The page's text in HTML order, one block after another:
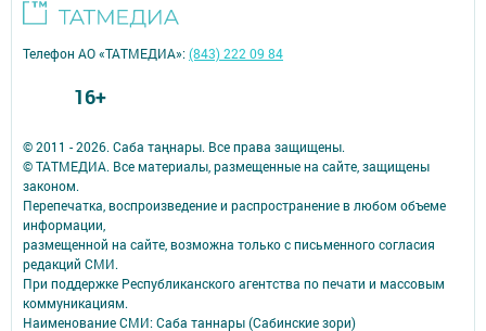
© 2011 - 2026. Саба таңнары. Все права защищены.
© ТАТМЕДИА. Все материалы, размещенные на сайте, защищены
законом.
Перепечатка, воспроизведение и распространение в любом объеме
информации,
размещенной на сайте, возможна только с письменного согласия
редакций СМИ.
При поддержке Республиканского агентства по печати и массовым
коммуникациям.
Наименование СМИ: Саба таннары (Сабинские зори)
Телефон АО «ТАТМЕДИА»:(843) 222 09 84
16+